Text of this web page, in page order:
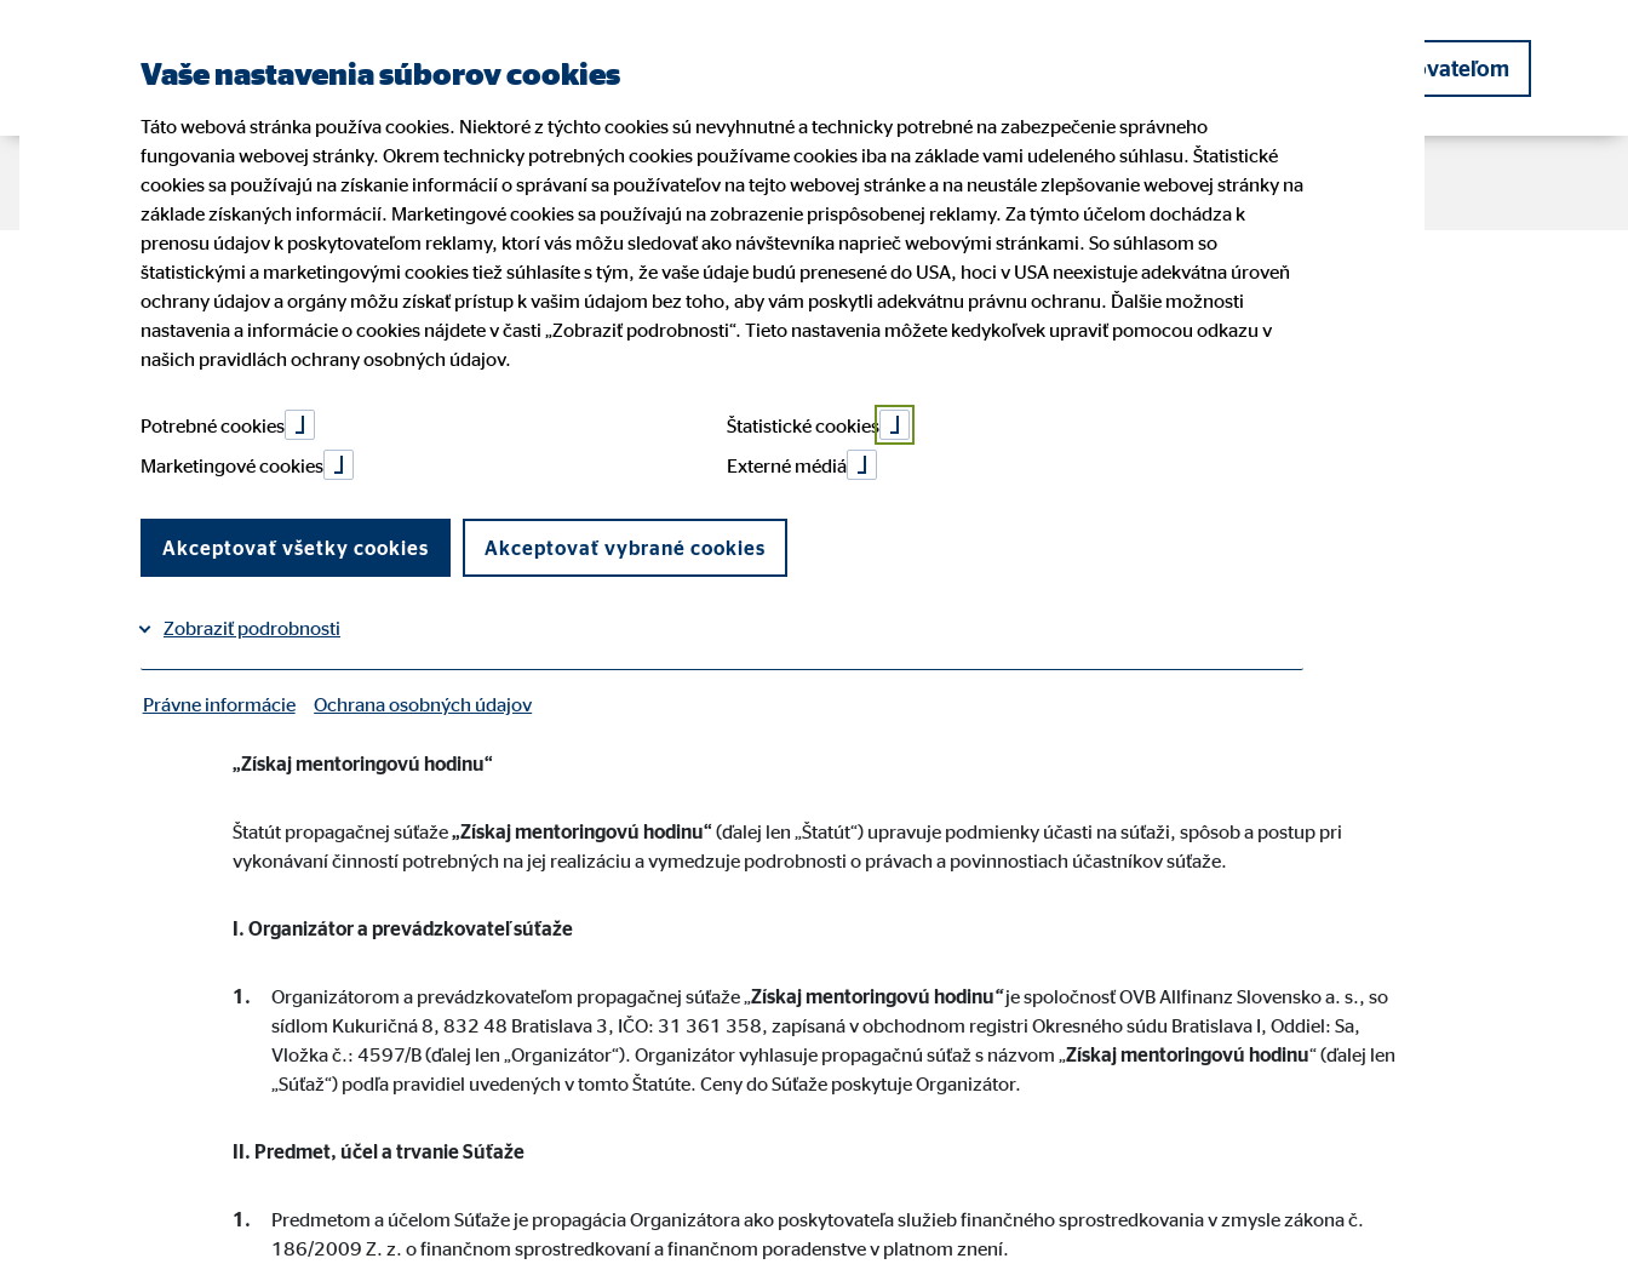
Staňte sa finančným sprostredkovateľom
O nás
My v Európe Aktuality OVB Naši finanční sprostredkovatelia Naši partneri
Spoločenská zodpovednosť História spoločnosti OVB príbehy
Finančné riešenia
Náš model finančného
sprostredkovania
Bývanie Investovanie Dôchodok
Sporenie Zabezpečenie rodiny a majetku
Blog Dôležité informácie
Právne informácie ESG investovanie
Oznamovanie protispoločenskej
činnosti
Informácie pre klienta
Osobitné finančné vzdelávanie
Kariéra sprostredkovateľa
Pracovné benefity ako finančný
sprostredkovateľ
Pracovné možnosti Kariérny postup
Príbehy úspešných
sprostredkovateľov OVB
Vyhľadajte kontaktnú osobu a
Spolupráca
Štatút propagačnej súťaže „Získaj
mentoringovú hodinu“
21. júna 2021|OVB Allfinanz Slovensko a.s.
Zdieľať na LinkedInu
Štatút propagačnej súťaže
„Získaj mentoringovú hodinu“
Štatút propagačnej súťaže„Získaj mentoringovú hodinu“ (ďalej len „Štatút“) upravuje podmienky účasti na súťaži, spôsob a postup pri
vykonávaní činností potrebných na jej realizáciu a vymedzuje podrobnosti o právach a povinnostiach účastníkov súťaže.
I. Organizátor a prevádzkovateľ súťaže
Organizátorom a prevádzkovateľom propagačnej súťaže „Získaj mentoringovú hodinu“je spoločnosť OVB Allfinanz Slovensko a. s., so
sídlom Kukuričná 8, 832 48 Bratislava 3, IČO: 31 361 358, zapísaná v obchodnom registri Okresného súdu Bratislava I, Oddiel: Sa,
Vložka č.: 4597/B (ďalej len „Organizátor“). Organizátor vyhlasuje propagačnú súťaž s názvom „Získaj mentoringovú hodinu“ (ďalej len
„Súťaž“) podľa pravidiel uvedených v tomto Štatúte. Ceny do Súťaže poskytuje Organizátor.
II. Predmet, účel a trvanie Súťaže
Predmetom a účelom Súťaže je propagácia Organizátora ako poskytovateľa služieb finančného sprostredkovania v zmysle zákona č.
186/2009 Z. z. o finančnom sprostredkovaní a finančnom poradenstve v platnom znení.
Vaše nastavenia súborov cookies
Táto webová stránka používa cookies. Niektoré z týchto cookies sú nevyhnutné a technicky potrebné na zabezpečenie správneho
fungovania webovej stránky. Okrem technicky potrebných cookies používame cookies iba na základe vami udeleného súhlasu. Štatistické
cookies sa používajú na získanie informácií o správaní sa používateľov na tejto webovej stránke a na neustále zlepšovanie webovej stránky na
základe získaných informácií. Marketingové cookies sa používajú na zobrazenie prispôsobenej reklamy. Za týmto účelom dochádza k
prenosu údajov k poskytovateľom reklamy, ktorí vás môžu sledovať ako návštevníka naprieč webovými stránkami. So súhlasom so
štatistickými a marketingovými cookies tiež súhlasíte s tým, že vaše údaje budú prenesené do USA, hoci v USA neexistuje adekvátna úroveň
ochrany údajov a orgány môžu získať prístup k vašim údajom bez toho, aby vám poskytli adekvátnu právnu ochranu. Ďalšie možnosti
nastavenia a informácie o cookies nájdete v časti „Zobraziť podrobnosti“. Tieto nastavenia môžete kedykoľvek upraviť pomocou odkazu v
našich pravidlách ochrany osobných údajov.
Potrebné cookies
Štatistické cookies
Marketingové cookies
Externé médiá
Akceptovať všetky cookies Akceptovať vybrané cookies
Zobraziť podrobnosti
Potrebné cookies umožňujú základné funkcie a sú potrebné na správne fungovanie webovej stránky.
Benutzereinstellungen
Poskytovateľ: TYPO3 Association
počas návštevy webovej stránky
Súhlas s cookies
Označenie: cookie_consent_v2
Správa nastavenia súhlasu
Právne informácie Ochrana osobných údajov